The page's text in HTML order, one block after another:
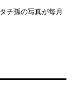
チ孫の写真が毎月